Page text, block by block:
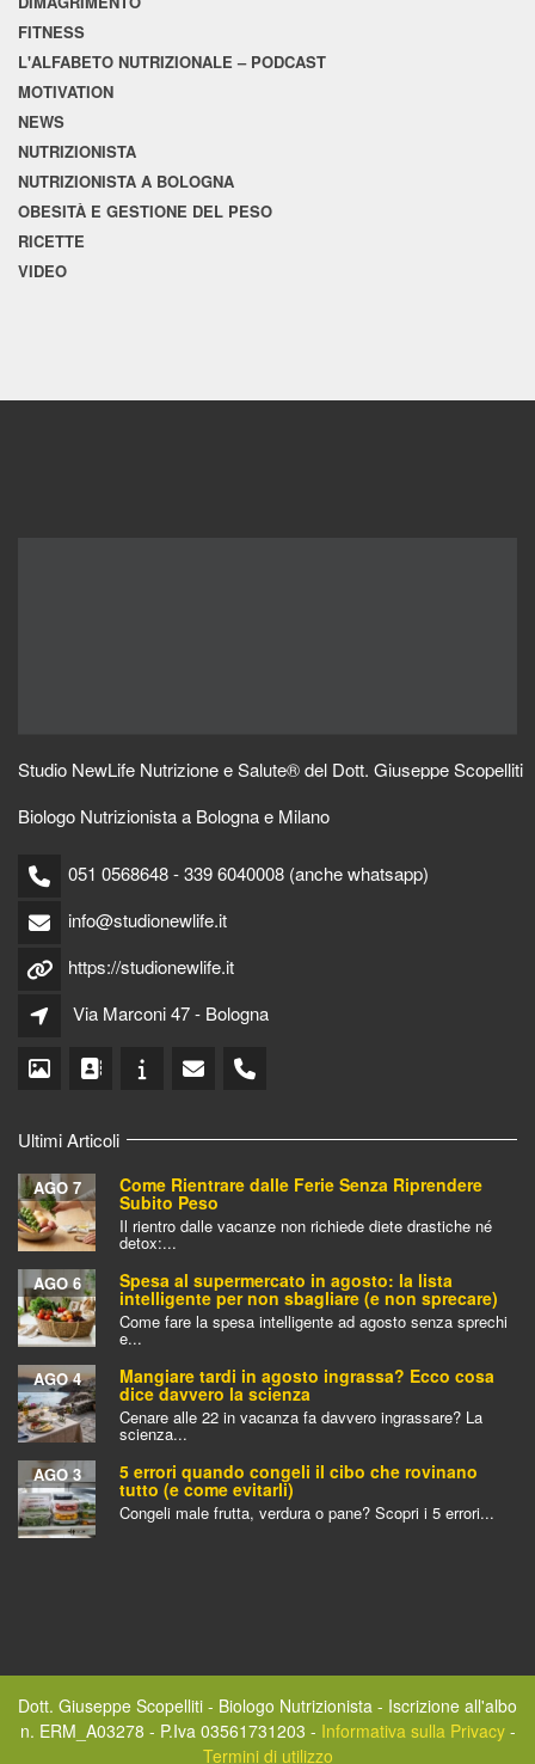
FITNESS
L'ALFABETO NUTRIZIONALE – PODCAST
MOTIVATION
NEWS
NUTRIZIONISTA
NUTRIZIONISTA A BOLOGNA
OBESITÀ E GESTIONE DEL PESO
RICETTE
VIDEO
Studio NewLife Nutrizione e Salute® del Dott. Giuseppe Scopelliti
Biologo Nutrizionista a Bologna e Milano
051 0568648 - 339 6040008 (anche whatsapp)
info@studionewlife.it
https://studionewlife.it
Via Marconi 47 - Bologna
Ultimi Articoli
Come Rientrare dalle Ferie Senza Riprendere
Subito Peso
AGO 7
Il rientro dalle vacanze non richiede diete drastiche né
detox:...
Spesa al supermercato in agosto: la lista
intelligente per non sbagliare (e non sprecare)
AGO 6
Come fare la spesa intelligente ad agosto senza sprechi
e...
Mangiare tardi in agosto ingrassa? Ecco cosa
dice davvero la scienza
AGO 4
Cenare alle 22 in vacanza fa davvero ingrassare? La
scienza...
5 errori quando congeli il cibo che rovinano
tutto (e come evitarli)
AGO 3
Congeli male frutta, verdura o pane? Scopri i 5 errori...
Dott. Giuseppe Scopelliti - Biologo Nutrizionista - Iscrizione all'albo
n. ERM_A03278 - P.Iva 03561731203 - Informativa sulla Privacy-
Termini di utilizzo